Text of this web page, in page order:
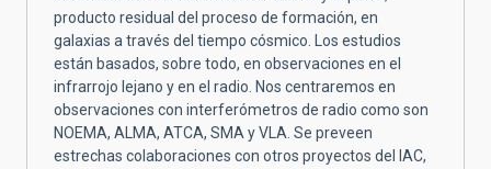
producto residual del proceso de formación, en
galaxias a través del tiempo cósmico. Los estudios
están basados, sobre todo, en observaciones en el
infrarrojo lejano y en el radio. Nos centraremos en
observaciones con interferómetros de radio como son
NOEMA, ALMA, ATCA, SMA y VLA. Se preveen
estrechas colaboraciones con otros proyectos del IAC,